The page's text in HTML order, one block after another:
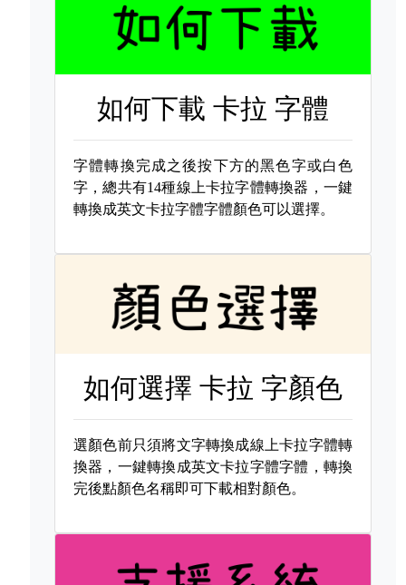
如何下載卡拉 字體
字體轉換完成之後按下方的黑色字或白色
字，總共有14種線上卡拉字體轉換器，一鍵
轉換成英文卡拉字體字體顏色可以選擇。
如何選擇卡拉 字顏色
選顏色前只須將文字轉換成線上卡拉字體轉
換器，一鍵轉換成英文卡拉字體字體，轉換
完後點顏色名稱即可下載相對顏色。